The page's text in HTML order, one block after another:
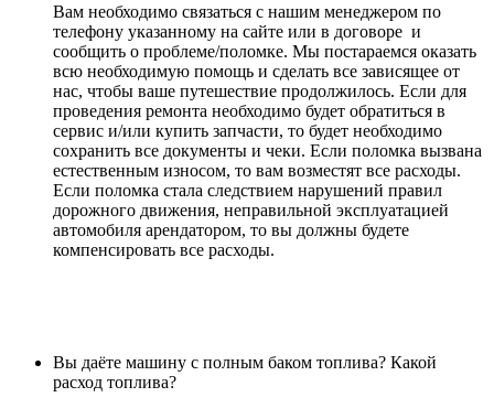
Вам необходимо связаться с нашим менеджером по
телефону указанному на сайте или в договоре и
сообщить о проблеме/поломке. Мы постараемся оказать
всю необходимую помощь и сделать все зависящее от
нас, чтобы ваше путешествие продолжилось. Если для
проведения ремонта необходимо будет обратиться в
сервис и/или купить запчасти, то будет необходимо
сохранить все документы и чеки. Если поломка вызвана
естественным износом, то вам возместят все расходы.
Если поломка стала следствием нарушений правил
дорожного движения, неправильной эксплуатацией
автомобиля арендатором, то вы должны будете
компенсировать все расходы.
Вы даёте машину с полным баком топлива? Какой
расход топлива?